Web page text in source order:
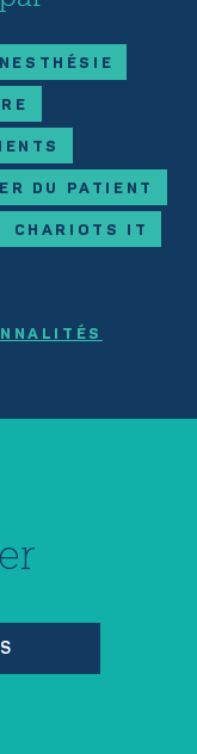
DU PATIENT
CHARIOTS IT